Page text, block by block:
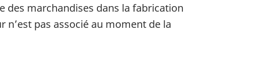
des marchandises dans la fabrication
n’est pas associé au moment de la